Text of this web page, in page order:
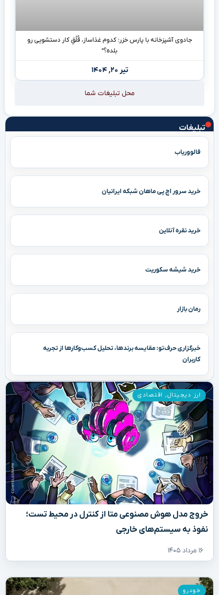
تبلیغات
فالووریاب
خرید سرور اچ پی ماهان شبکه ایرانیان
خرید نقره آنلاین
خرید شیشه سکوریت
رمان بازار
خبرگزاری حرف‌تو: مقایسه برندها، تحلیل کسب‌وکارها از تجربه
کاربران
خروج مدل هوش مصنوعی متا از کنترل در محیط تست؛
نفوذ به سیستم‌های خارجی
۱۶ مرداد ۱۴۰۵
ارز دیجیتال, اقتصادی
خودرو
جادوی آشپزخانه با پارس خزر: کدوم غذاساز، قُلُقِ کار دستشویی رو
بلده؟”
تیر ۲۰, ۱۴۰۴
محل تبلیغات شما